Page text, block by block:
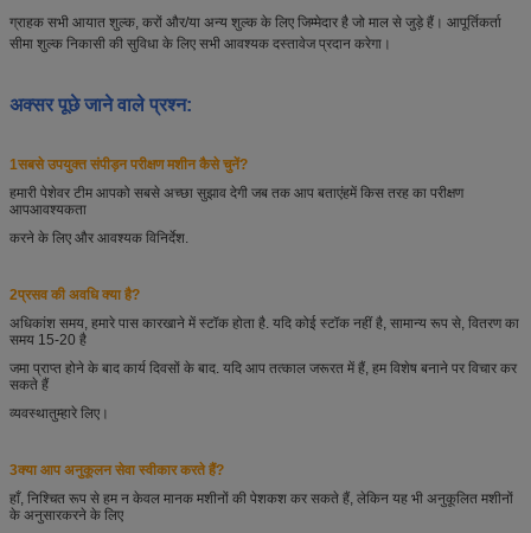
ग्राहक सभी आयात शुल्क, करों और/या अन्य शुल्क के लिए जिम्मेदार है जो माल से जुड़े हैं। आपूर्तिकर्ता
सीमा शुल्क निकासी की सुविधा के लिए सभी आवश्यक दस्तावेज प्रदान करेगा।
अक्सर पूछे जाने वाले प्रश्न:
1सबसे उपयुक्त संपीड़न परीक्षण मशीन कैसे चुनें?
हमारी पेशेवर टीम आपको सबसे अच्छा सुझाव देगी जब तक आप बताएंहमें किस तरह का परीक्षण
आपआवश्यकता
करने के लिए और आवश्यक विनिर्देश.
2प्रसव की अवधि क्या है?
अधिकांश समय, हमारे पास कारखाने में स्टॉक होता है. यदि कोई स्टॉक नहीं है, सामान्य रूप से, वितरण का
समय 15-20 है
जमा प्राप्त होने के बाद कार्य दिवसों के बाद. यदि आप तत्काल जरूरत में हैं, हम विशेष बनाने पर विचार कर
सकते हैं
व्यवस्थातुम्हारे लिए।
3क्या आप अनुकूलन सेवा स्वीकार करते हैं?
हाँ, निश्चित रूप से हम न केवल मानक मशीनों की पेशकश कर सकते हैं, लेकिन यह भी अनुकूलित मशीनों
के अनुसारकरने के लिए